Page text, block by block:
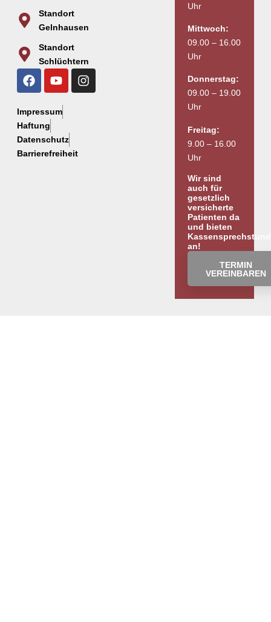
Standort
Gelnhausen
Standort
Schlüchtern
Impressum
Haftung
Datenschutz
Barrierefreiheit
Uhr
Mittwoch:
09.00 – 16.00
Uhr
Donnerstag:
09.00 – 19.00
Uhr
Freitag:
9.00 – 16.00
Uhr
Wir sind
auch für
gesetzlich
versicherte
Patienten da
und bieten
an!
TERMIN
VEREINBAREN